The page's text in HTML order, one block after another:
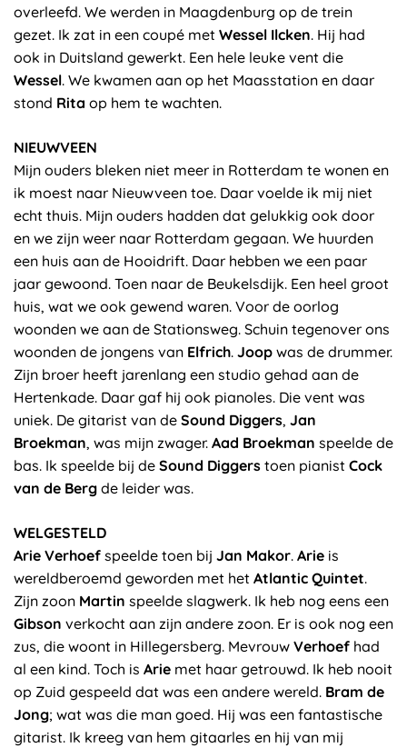
overleefd. We werden in Maagdenburg op de trein
gezet. Ik zat in een coupé met Wessel Ilcken. Hij had
ook in Duitsland gewerkt. Een hele leuke vent die
Wessel. We kwamen aan op het Maasstation en daar
stond Rita op hem te wachten.
NIEUWVEEN
Mijn ouders bleken niet meer in Rotterdam te wonen en
ik moest naar Nieuwveen toe. Daar voelde ik mij niet
echt thuis. Mijn ouders hadden dat gelukkig ook door
en we zijn weer naar Rotterdam gegaan. We huurden
een huis aan de Hooidrift. Daar hebben we een paar
jaar gewoond. Toen naar de Beukelsdijk. Een heel groot
huis, wat we ook gewend waren. Voor de oorlog
woonden we aan de Stationsweg. Schuin tegenover ons
woonden de jongens van Elfrich. Joop was de drummer.
Zijn broer heeft jarenlang een studio gehad aan de
Hertenkade. Daar gaf hij ook pianoles. Die vent was
uniek. De gitarist van de Sound Diggers, Jan
Broekman, was mijn zwager. Aad Broekman speelde de
bas. Ik speelde bij de Sound Diggers toen pianist Cock
van de Berg de leider was.
WELGESTELD
Arie Verhoef speelde toen bij Jan Makor. Arie is
wereldberoemd geworden met het Atlantic Quintet.
Zijn zoon Martin speelde slagwerk. Ik heb nog eens een
Gibson verkocht aan zijn andere zoon. Er is ook nog een
zus, die woont in Hillegersberg. Mevrouw Verhoef had
al een kind. Toch is Arie met haar getrouwd. Ik heb nooit
op Zuid gespeeld dat was een andere wereld. Bram de
Jong; wat was die man goed. Hij was een fantastische
gitarist. Ik kreeg van hem gitaarles en hij van mij